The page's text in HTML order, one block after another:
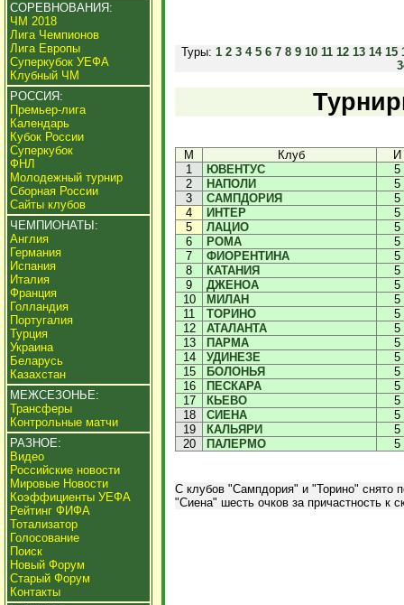
СОРЕВНОВАНИЯ:
ЧМ 2018
Лига Чемпионов
Лига Европы
Суперкубок УЕФА
Клубный ЧМ
РОССИЯ:
Премьер-лига
Календарь
Кубок России
Суперкубок
ФНЛ
Молодежный турнир
Сборная России
Сайты клубов
ЧЕМПИОНАТЫ:
Англия
Германия
Испания
Италия
Франция
Голландия
Португалия
Турция
Украина
Беларусь
Казахстан
МЕЖСЕЗОНЬЕ:
Трансферы
Контрольные матчи
РАЗНОЕ:
Видео
Российские новости
Мировые Новости
Коэффициенты УЕФА
Рейтинг ФИФА
Тотализатор
Голосование
Поиск
Новый Форум
Старый Форум
Контакты
Туры: 1 2 3 4 5 6 7 8 9 10 11 12 13 14 15
М Клуб
И
1
ЮВЕНТУС
5
2
НАПОЛИ
5
3
САМПДОРИЯ
5
4
ИНТЕР
5
5
ЛАЦИО
5
6
РОМА
5
7
ФИОРЕНТИНА
5
8
КАТАНИЯ
5
9
ДЖЕНОА
5
10
МИЛАН
5
11
ТОРИНО
5
12
АТАЛАНТА
5
13
ПАРМА
5
14
УДИНЕЗЕ
5
15
БОЛОНЬЯ
5
16
ПЕСКАРА
5
17
КЬЕВО
5
18
СИЕНА
5
19
КАЛЬЯРИ
5
20
ПАЛЕРМО 5
С клубов "Сампдория" и "Торино" снято
"Сиена" шесть очков за причастность к